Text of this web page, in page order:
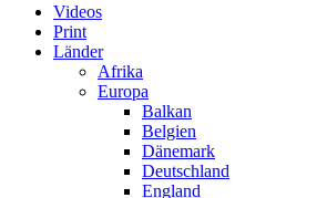
Videos
Print
Länder
Afrika
Europa
Balkan
Belgien
Dänemark
Deutschland
England